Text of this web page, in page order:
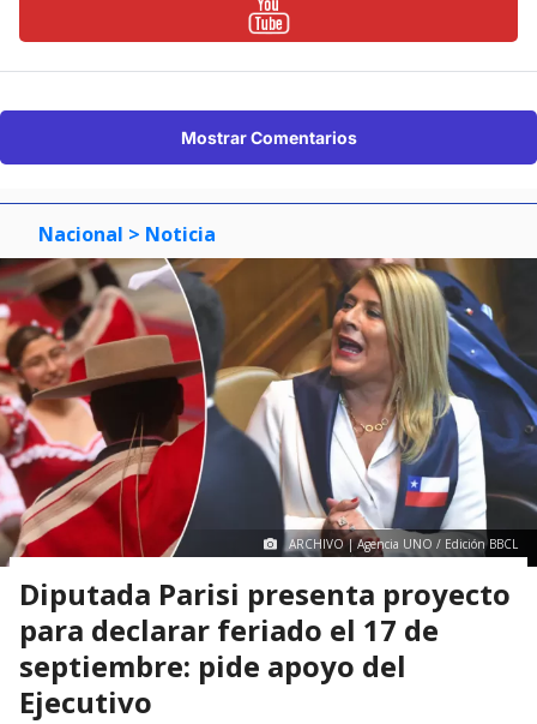
Mostrar Comentarios
Nacional > Noticia
ARCHIVO | Agencia UNO / Edición BBCL
Diputada Parisi presenta proyecto
para declarar feriado el 17 de
septiembre: pide apoyo del
Ejecutivo